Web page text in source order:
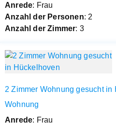
Anrede: Frau
Anzahl der Personen: 2
Anzahl der Zimmer: 3
2 Zimmer Wohnung gesucht in
Wohnung
Anrede: Frau